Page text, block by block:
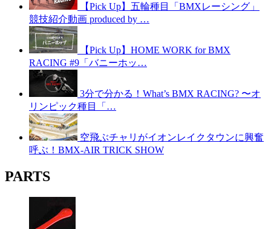
【Pick Up】五輪種目「BMXレーシング」
競技紹介動画 produced by …
【Pick Up】HOME WORK for BMX
RACING #9「バニーホッ…
3分で分かる！What’s BMX RACING? 〜オ
リンピック種目「…
空飛ぶチャリがイオンレイクタウンに興奮
呼ぶ！BMX-AIR TRICK SHOW
PARTS